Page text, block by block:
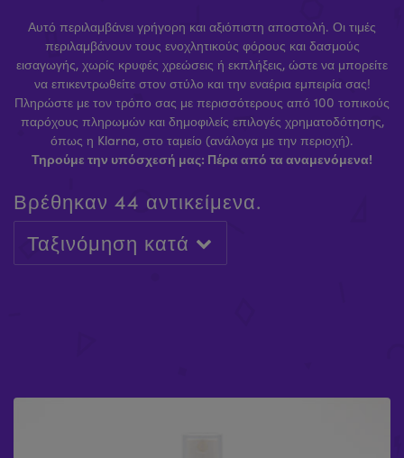
Αυτό περιλαμβάνει γρήγορη και αξιόπιστη αποστολή. Οι τιμές
περιλαμβάνουν τους ενοχλητικούς φόρους και δασμούς
εισαγωγής, χωρίς κρυφές χρεώσεις ή εκπλήξεις, ώστε να μπορείτε
να επικεντρωθείτε στον στύλο και την εναέρια εμπειρία σας!
Πληρώστε με τον τρόπο σας με περισσότερους από 100 τοπικούς
παρόχους πληρωμών και δημοφιλείς επιλογές χρηματοδότησης,
όπως η Klarna, στο ταμείο (ανάλογα με την περιοχή).
Τηρούμε την υπόσχεσή μας: Πέρα από τα αναμενόμενα!
Βρέθηκαν 44 αντικείμενα.
Ταξινόμηση κατά
ΘΉΚΗXPERT PRO
£35.99
ΘΉΚΗ X-STAGE POLE TUBES
X-STAGE LITE : ΠΛΑΊΣΙΟ ΜΕΤΑΦΟΡΆΣ X-STAGE